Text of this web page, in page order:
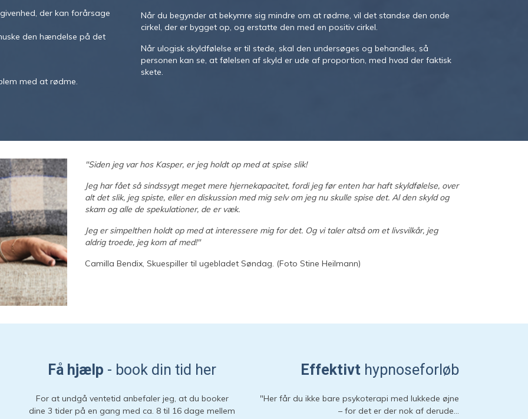
der kan forårsage
den hændelse på det
med at rødme.
Når du begynder at bekymre sig mindre om at rødme, vil det standse den onde
cirkel, der er bygget op, og erstatte den med en positiv cirkel.
Når ulogisk skyldfølelse er til stede, skal den undersøges og behandles, så
personen kan se, at følelsen af skyld er ude af proportion, med hvad der faktisk
skete.
"Siden jeg var hos Kasper, er jeg holdt op med at spise slik!
Jeg har fået så sindssygt meget mere hjernekapacitet, fordi jeg før enten har haft skyldfølelse, over
alt det slik, jeg spiste, eller en diskussion med mig selv om jeg nu skulle spise det. Al den skyld og
skam og alle de spekulationer, de er væk.
Jeg er simpelthen holdt op med at interessere mig for det. Og vi taler altså om et livsvilkår, jeg
aldrig troede, jeg kom af med!"
Camilla Bendix, Skuespiller til ugebladet Søndag. (Foto Stine Heilmann)
Få hjælp - book din tid her
For at undgå ventetid anbefaler jeg, at du booker
dine 3 tider på en gang med ca. 8 til 16 dage mellem
Effektivt hypnoseforløb
"Her får du ikke bare psykoterapi med lukkede øjne
– for det er der nok af derude…
Hej 👋
Sessioner